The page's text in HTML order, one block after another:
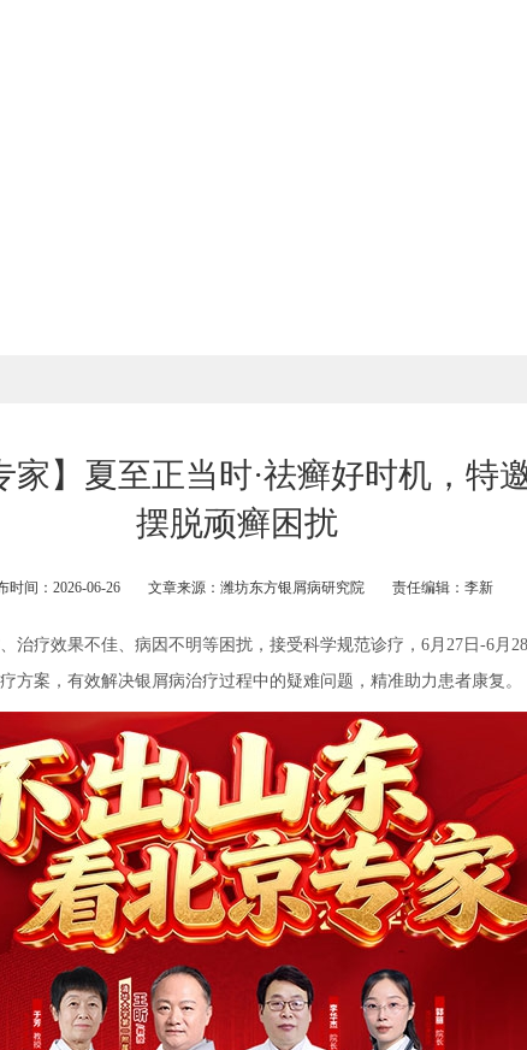
家】夏至正当时·祛癣好时机，特
摆脱顽癣困扰
时间：2026-06-26 文章来源：潍坊东方银屑病研究院 责任编辑：李新
疗效果不佳、病因不明等困扰，接受科学规范诊疗，6月27日-6月
方案，有效解决银屑病治疗过程中的疑难问题，精准助力患者康复。